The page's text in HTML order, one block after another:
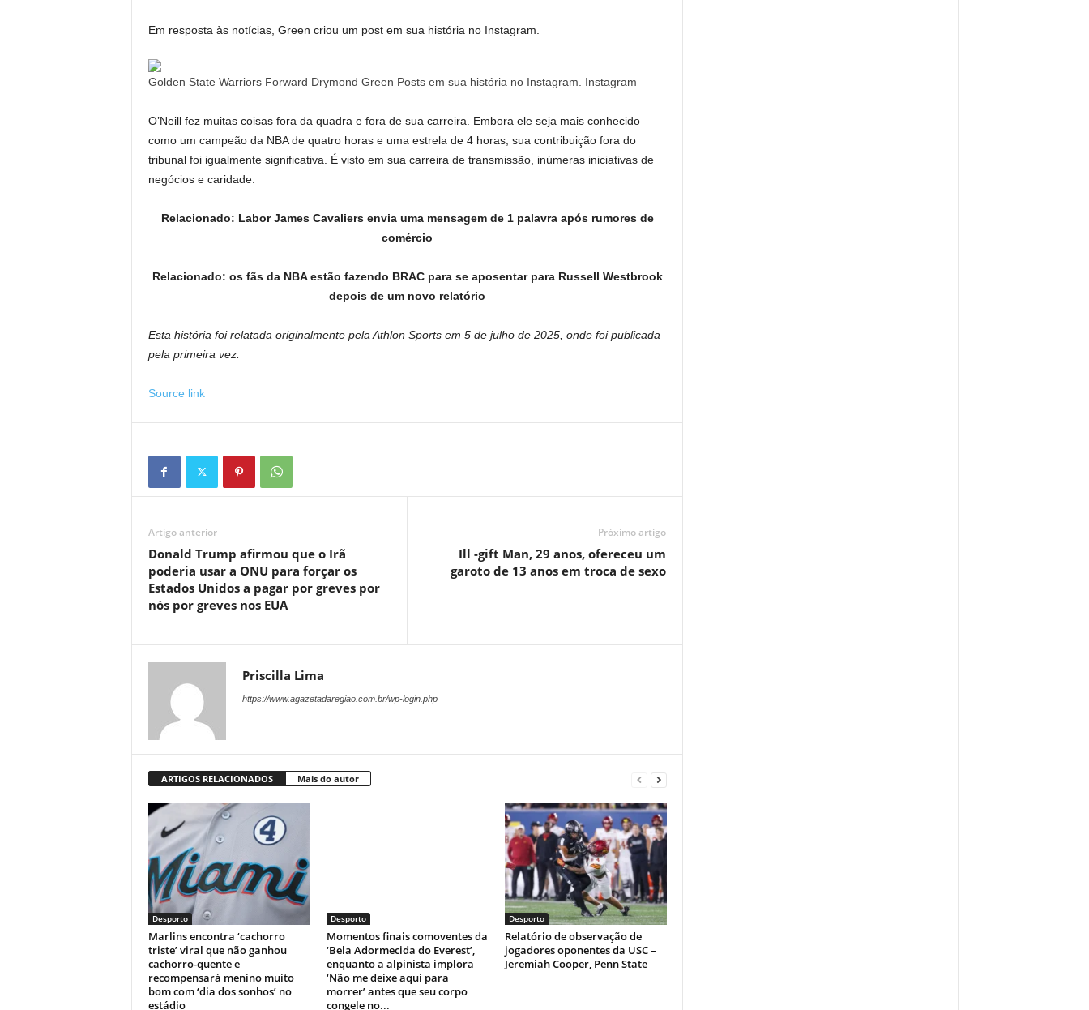
Em resposta às notícias, Green criou um post em sua história no Instagram.
Golden State Warriors Forward Drymond Green Posts em sua história no Instagram. Instagram
O’Neill fez muitas coisas fora da quadra e fora de sua carreira. Embora ele seja mais conhecido
como um campeão da NBA de quatro horas e uma estrela de 4 horas, sua contribuição fora do
tribunal foi igualmente significativa. É visto em sua carreira de transmissão, inúmeras iniciativas de
negócios e caridade.
Relacionado: Labor James Cavaliers envia uma mensagem de 1 palavra após rumores de
comércio
Relacionado: os fãs da NBA estão fazendo BRAC para se aposentar para Russell Westbrook
depois de um novo relatório
Esta história foi relatada originalmente pela Athlon Sports em 5 de julho de 2025, onde foi publicada
pela primeira vez.
Source link
Artigo anterior
Donald Trump afirmou que o Irã
poderia usar a ONU para forçar os
Estados Unidos a pagar por greves por
nós por greves nos EUA
Próximo artigo
Ill -gift Man, 29 anos, ofereceu um
garoto de 13 anos em troca de sexo
Priscilla Lima
https://www.agazetadaregiao.com.br/wp-login.php
ARTIGOS RELACIONADOS Mais do autor
Desporto
Marlins encontra ‘cachorro
triste’ viral que não ganhou
cachorro-quente e
recompensará menino muito
bom com ‘dia dos sonhos’ no
estádio
Desporto
Momentos finais comoventes da
‘Bela Adormecida do Everest’,
enquanto a alpinista implora
‘Não me deixe aqui para
morrer’ antes que seu corpo
congele no...
Desporto
Relatório de observação de
jogadores oponentes da USC –
Jeremiah Cooper, Penn State